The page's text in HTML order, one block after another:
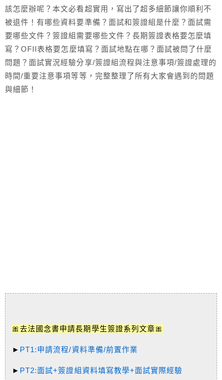
該怎麼辦呢？本文必看超實用，寫出了超多細節讓你順利不
被退件！有哪些資料要準備？面試和簽證組是什麼？面試需
要哪些文件？簽證組需要哪些文件？長期簽證表格要怎麼填
寫？OFII表格要怎麼填寫？面試地點在哪？面試被問了什麼
問題？面試實況經驗分享/簽證組流程與注意事項/簽證處理的
時間/重要注意事項等等，完整整理了所有大家會遇到的問題
與細節！
🎀去法國念書申請長期學生簽證系列文章🎀
► PT1:申請流程/資料準備/前置作業
► PT2:面試+簽證組資料填寫教學+面試實際經驗